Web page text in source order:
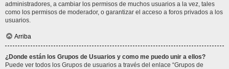
administradores, a cambiar los permisos de muchos usuarios a la vez, tales
como los permisos de moderador, o garantizar el acceso a foros privados a los
usuarios.
Arriba
¿Donde están los Grupos de Usuarios y como me puedo unir a ellos?
Puede ver todos los Grupos de usuarios a través del enlace “Grupos de